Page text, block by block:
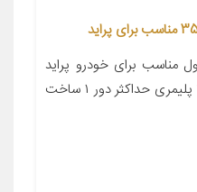
برای خودرو پراید
تعداد در بسته‌بندی ۱ جنس کالا پلیمری حداکثر دور ۱ ساخت